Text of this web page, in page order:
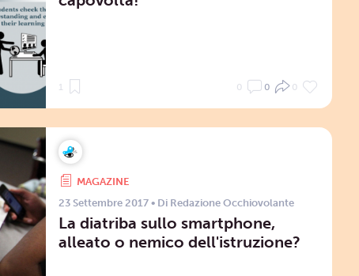
1 0 0 0
MAGAZINE
23 Settembre 2017• Di Redazione Occhiovolante
La diatriba sullo smartphone,
alleato o nemico dell'istruzione?